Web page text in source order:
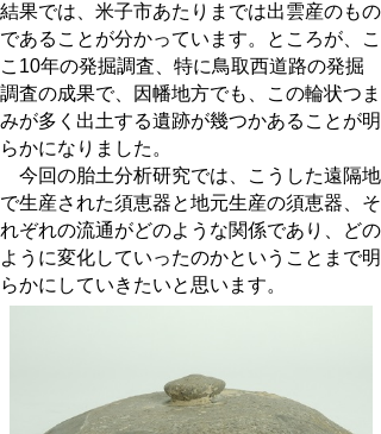
結果では、米子市あたりまでは出雲産のもの
であることが分かっています。ところが、こ
こ10年の発掘調査、特に鳥取西道路の発掘
調査の成果で、因幡地方でも、この輪状つま
みが多く出土する遺跡が幾つかあることが明
らかになりました。
今回の胎土分析研究では、こうした遠隔地
で生産された須恵器と地元生産の須恵器、そ
れぞれの流通がどのような関係であり、どの
ように変化していったのかということまで明
らかにしていきたいと思います。